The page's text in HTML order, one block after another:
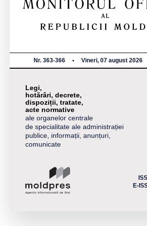
Nr. 363-366 Vineri, 07 august 2026
Legi,
hotărâri, decrete,
dispoziții, tratate,
acte normative
ale organelor centrale
de specialitate ale administrației
publice, informații, anunțuri,
comunicate
E-